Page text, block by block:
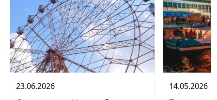
23.06.2026 14.05.2026